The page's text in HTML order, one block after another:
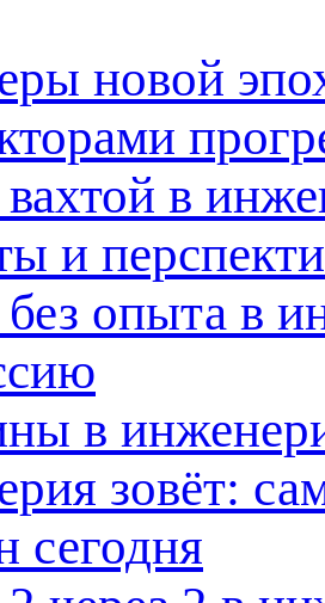
новой
вахтой в
и
без опыта в
в
зовёт:
сегодня